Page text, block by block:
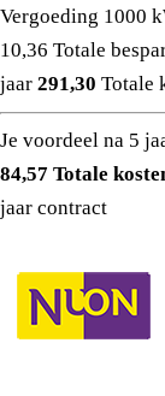
Vergoeding 1000
10,36 Totale
jaar 291,30 Totale
Je voordeel na 5
84,57 Totale
jaar contract